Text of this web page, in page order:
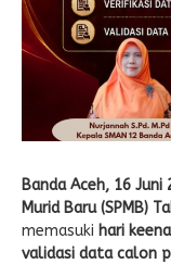
Banda Aceh, 16 Juni
Murid Baru (SPMB)
memasuki hari
validasi data calon